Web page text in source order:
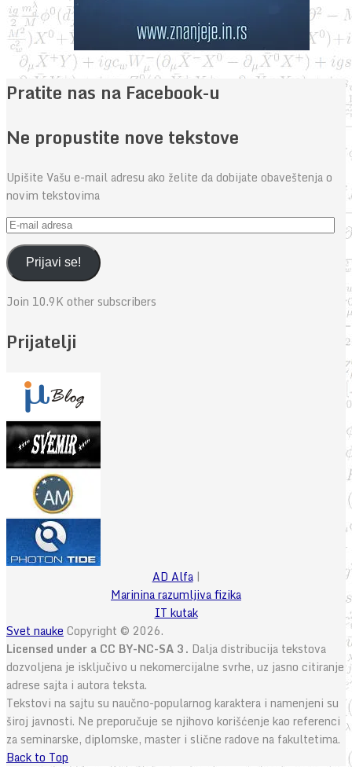
Pratite nas na Facebook-u
Ne propustite nove tekstove
Upišite Vašu e-mail adresu ako želite da dobijate obaveštenja o
novim tekstovima
E-
mail
adresaPrijavi se!
Join 10.9K other subscribers
Prijatelji
AD Alfa|
Marinina razumljiva fizika
IT kutak
Svet nauke Copyright © 2026.
Licensed under a CC BY-NC-SA 3. Dalja distribucija tekstova
dozvoljena je isključivo u nekomercijalne svrhe, uz jasno citiranje
adrese sajta i autora teksta.
Tekstovi na sajtu su naučno-popularnog karaktera i namenjeni su
široj javnosti. Ne preporučuje se njihovo korišćenje kao referenci
za seminarske, diplomske, master i slične radove na fakultetima.
Back to Top